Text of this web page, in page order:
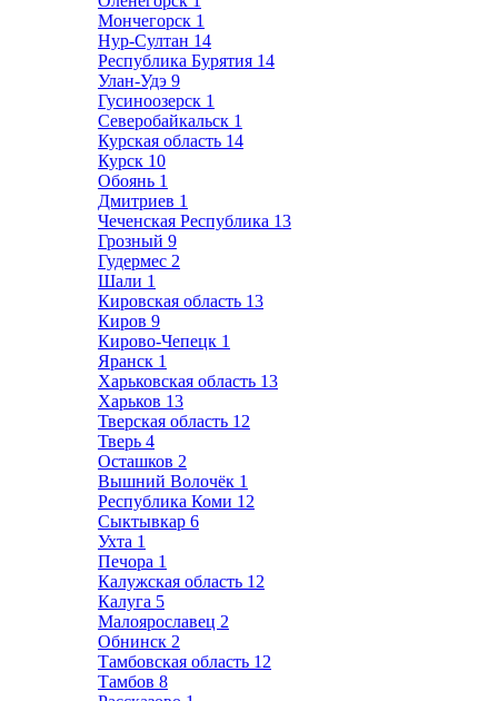
Мончегорск 1
Нур-Султан 14
Республика Бурятия 14
Улан-Удэ 9
Гусиноозерск 1
Северобайкальск 1
Курская область 14
Курск 10
Обоянь 1
Дмитриев 1
Чеченская Республика 13
Грозный 9
Гудермес 2
Шали 1
Кировская область 13
Киров 9
Кирово-Чепецк 1
Яранск 1
Харьковская область 13
Харьков 13
Тверская область 12
Тверь 4
Осташков 2
Вышний Волочёк 1
Республика Коми 12
Сыктывкар 6
Ухта 1
Печора 1
Калужская область 12
Калуга 5
Малоярославец 2
Обнинск 2
Тамбовская область 12
Тамбов 8